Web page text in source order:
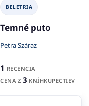
BELETRIA
Temné puto
Petra Száraz
1 RECENCIA
CENA Z 3 KNÍHKUPECTIEV